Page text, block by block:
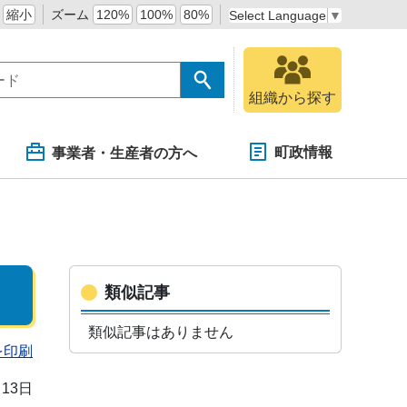
縮小 ズーム 120% 100% 80% Select Language ▼
組織から探す
事業者・生産者の方へ 町政情報
刷
日
類似記事
類似記事はありません